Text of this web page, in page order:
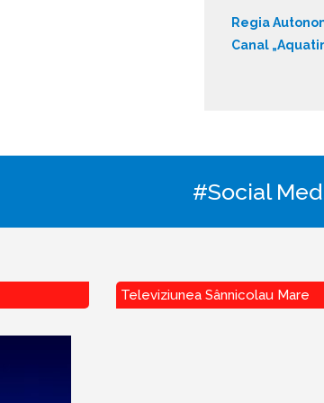
Regia
Canal
#Social
Televiziunea Sânnicolau Mare